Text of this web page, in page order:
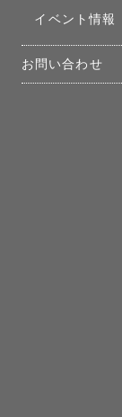
イベント情報
お問い合わせ